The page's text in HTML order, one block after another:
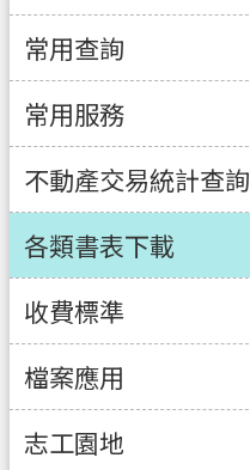
常用查詢
常用服務
不動產交易統計查詢
各類書表下載
收費標準
檔案應用
志工園地